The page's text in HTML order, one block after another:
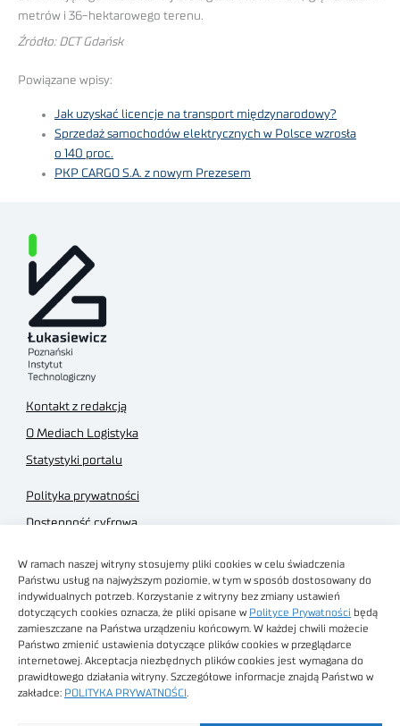
W ramach naszej witryny stosujemy pliki cookies w celu świadczenia
Państwu usług na najwyższym poziomie, w tym w sposób dostosowany do
indywidualnych potrzeb. Korzystanie z witryny bez zmiany ustawień
dotyczących cookies oznacza, że pliki opisane w Polityce Prywatności będą
zamieszczane na Państwa urządzeniu końcowym. W każdej chwili możecie
Państwo zmienić ustawienia dotyczące plików cookies w przeglądarce
internetowej. Akceptacja niezbędnych plików cookies jest wymagana do
prawidłowego działania witryny. Szczegółowe informacje znajdą Państwo w
zakładce: POLITYKA PRYWATNOŚCI
metrów i 36-hektarowego terenu.
Źródło: DCT Gdańsk
Powiązane wpisy:
Jak uzyskać licencje na transport międzynarodowy?
Sprzedaż samochodów elektrycznych w Polsce wzrosła
o 140 proc.
PKP CARGO S.A. z nowym Prezesem
Kontakt z redakcją
O Mediach Logistyka
Statystyki portalu
Polityka prywatności
Dostępność cyfrowa
Regulamin sklepu
Obrazy stockowe
autorstwa